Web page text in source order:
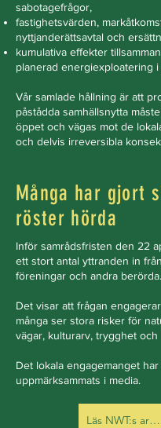
sabotagefrågor,
fastighetsvärden,
nyttjanderättsavtal och
kumulativa effekter
planerad energiexploatering i
Vår samlade hållning är att
påstådda samhällsnytta
öppet och vägas mot de
och delvis irreversibla
Många har gjort
röster hörda
Inför samrådsfristen den 22
ett stort antal yttranden in
föreningar och andra berörda.
Det visar att frågan
många ser stora risker för
vägar, kulturarv, trygghet och
Det lokala engagemanget
uppmärksammats i media.
Läs NWT:s artikel om yttrandena här